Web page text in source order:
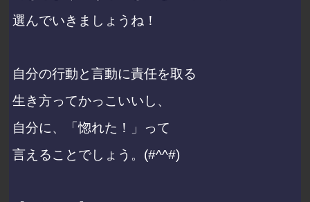
選んでいきましょうね！
自分の行動と言動に責任を取る
生き方ってかっこいいし、
自分に、「惚れた！」って
言えることでしょう。(#^^#)